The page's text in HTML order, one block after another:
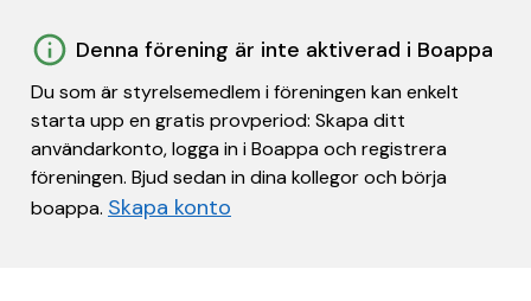
Denna förening är inte aktiverad i Boappa
Du som är styrelsemedlem i föreningen kan enkelt
starta upp en gratis provperiod: Skapa ditt
användarkonto, logga in i Boappa och registrera
föreningen. Bjud sedan in dina kollegor och börja
boappa. Skapa konto